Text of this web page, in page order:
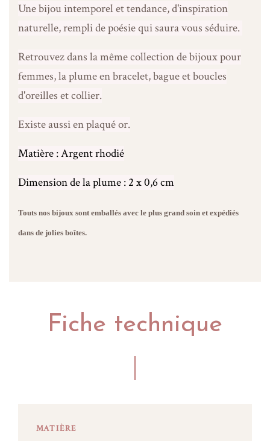
Une bijou intemporel et tendance, d'inspiration
naturelle, rempli de poésie qui saura vous séduire.
Retrouvez dans la même collection de bijoux pour
femmes, la plume en bracelet, bague et boucles
d'oreilles et collier.
Existe aussi en plaqué or.
Matière : Argent rhodié
Dimension de la plume : 2 x 0,6 cm
Touts nos bijoux sont emballés avec le plus grand soin et expédiés
dans de jolies boîtes.
Fiche technique
MATIÈRE